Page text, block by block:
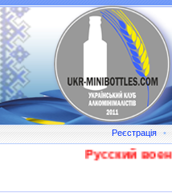
Реєстрація •
Русский